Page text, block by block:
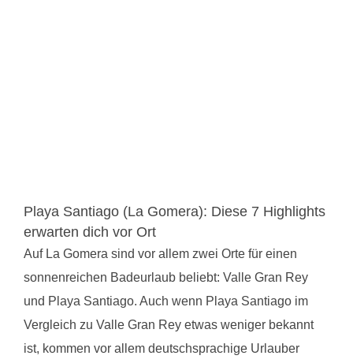
Playa Santiago (La Gomera): Diese 7 Highlights
erwarten dich vor Ort
Auf La Gomera sind vor allem zwei Orte für einen
sonnenreichen Badeurlaub beliebt: Valle Gran Rey
und Playa Santiago. Auch wenn Playa Santiago im
Vergleich zu Valle Gran Rey etwas weniger bekannt
ist, kommen vor allem deutschsprachige Urlauber